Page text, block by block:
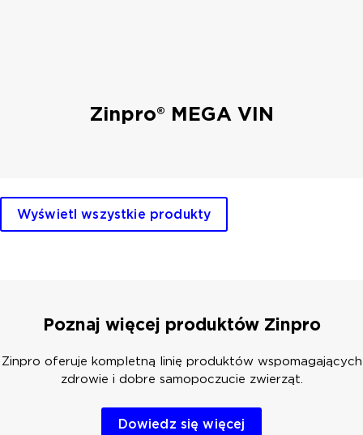
Zinpro® MEGA VIN
Wyświetl wszystkie produkty
Poznaj więcej produktów Zinpro
Zinpro oferuje kompletną linię produktów wspomagających
zdrowie i dobre samopoczucie zwierząt.
Dowiedz się więcej